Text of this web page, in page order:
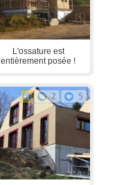
L'ossature est
entièrement posée !
2 5